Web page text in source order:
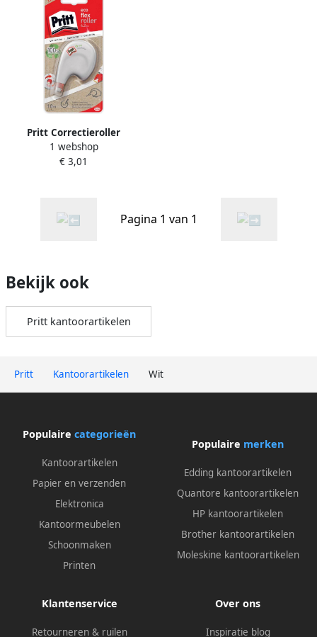
Pritt Kantoorartikelen Wit
Pritt Correctieroller
4.2mmx10m eco flex op
blister
1 webshop
€ 3,01
Pagina 1 van 1
Bekijk ook
Pritt kantoorartikelen
Populaire categorieën
Kantoorartikelen
Papier en verzenden
Elektronica
Kantoormeubelen
Schoonmaken
Printen
Populaire merken
Edding kantoorartikelen
Quantore kantoorartikelen
HP kantoorartikelen
Brother kantoorartikelen
Moleskine kantoorartikelen
Klantenservice
Retourneren & ruilen
Over ons
Inspiratie blog